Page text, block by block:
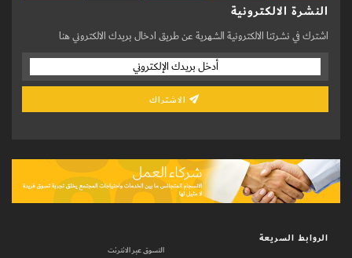
النشرة الالكترونية
اشترك في نشرتنا الالكترونية الشهرية عن طريق ادخال بريدك الالكتروني هنا
الروابط السريعة
التسوق عبر الانترنت